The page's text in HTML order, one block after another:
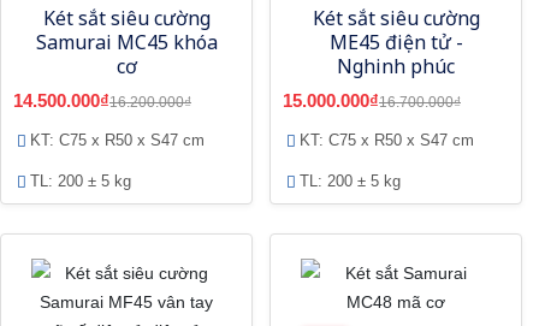
Két sắt siêu cường
Samurai MC45 khóa
cơ
14.500.000₫16.200.000₫
KT: C75 x R50 x S47 cm
TL: 200 ± 5 kg
Két sắt siêu cường
ME45 điện tử -
Nghinh phúc
15.000.000₫16.700.000₫
KT: C75 x R50 x S47 cm
TL: 200 ± 5 kg